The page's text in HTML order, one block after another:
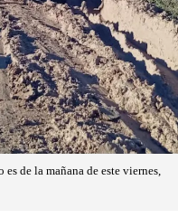
de la mañana de este viernes,